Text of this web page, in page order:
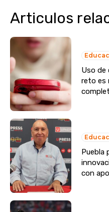
Articulos
Uso de
reto es
Puebla
con